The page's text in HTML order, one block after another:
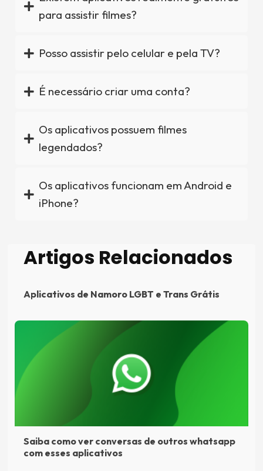
para assistir filmes?
Posso assistir pelo celular e pela TV?
É necessário criar uma conta?
Os aplicativos possuem filmes
legendados?
Os aplicativos funcionam em Android e
iPhone?
Artigos Relacionados
Aplicativos de Namoro LGBT e Trans Grátis
Saiba como ver conversas de outros whatsapp
com esses aplicativos